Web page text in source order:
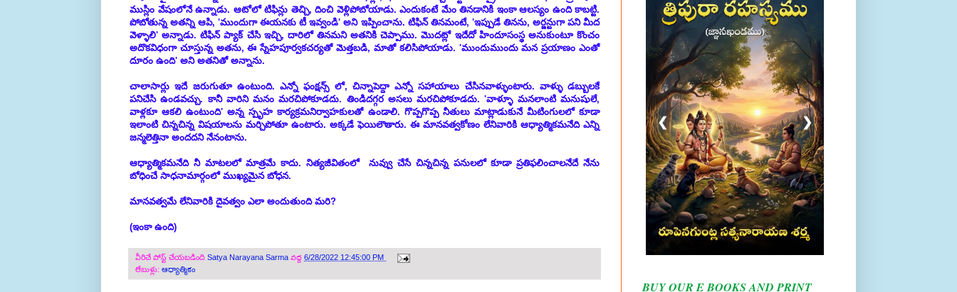
ముస్లిం వేషంలోనే ఉన్నాడు. ఆటోలో టిఫిన్లు తెచ్చి, దించి వెళ్లిపోబోయాడు. ఎందుకంటే మేం తినడానికి ఇంకా ఆలస్యం ఉంది కాబట్టి.
పోబోతున్న అతన్ని ఆపి, 'ముందుగా ఈయనకు టీ ఇవ్వండి' అని ఇప్పించాను. టిఫిన్ తినమంటే, 'ఇప్పుడే తినను, అర్జన్టుగా పని మీద
వెళ్ళాలి' అన్నాడు. టిఫిన్ ప్యాక్ చేసి ఇచ్చి, దారిలో తినమని అతనికి చెప్పాము. మొదట్లో ఇదేదో హిందూసంస్థ అనుకుంటూ కొంచం
అదొకవిధంగా చూస్తున్న అతను, ఈ స్నేహపూర్వకచర్యతో మెత్తబడి, మాతో కలిసిపోయాడు. 'ముందుముందు మన ప్రయాణం ఎంతో
దూరం ఉంది' అని అతనితో అన్నాను.
చాలాసార్లు ఇదే జరుగుతూ ఉంటుంది. ఎన్నో ఫంక్షన్స్ లో, చిన్నాపెద్దా ఎన్నో సహాయాలు చేసినవాళ్ళుంటారు. వాళ్ళు డబ్బులకే
పనిచేసి ఉండవచ్చు. కానీ వారిని మనం మరచిపోకూడదు. తిండిదగ్గర అసలు మరచిపోకూడదు. 'వాళ్ళూ మనలాంటి మనుషులే,
వాళ్లకూ ఆకలి ఉంటుంది' అన్న స్పృహ కార్యక్రమనిర్వాహకులతో ఉండాలి. గొప్పగొప్ప నీతులు మాట్లాడుకునే మీటింగులలో కూడా
ఇలాంటి చిన్నచిన్న విషయాలను మర్చిపోతూ ఉంటారు. అక్కడే ఫెయిలౌతారు. ఈ మానవత్వకోణం లేనివారికి ఆధ్యాత్మికమనేది ఎన్ని
జన్మలెత్తినా అందదని నేనంటాను.
ఆధ్యాత్మికమనేది నీ మాటలలో మాత్రమే కాదు. నిత్యజీవితంలో నువ్వు చేసే చిన్నచిన్న పనులలో కూడా ప్రతిఫలించాలనేదే నేను
బోధించే సాధనామార్గంలో ముఖ్యమైన బోధన.
మానవత్వమే లేనివారికి దైవత్వం ఎలా అందుతుంది మరి?
(ఇంకా ఉంది)
వీరిచే పోస్ట్ చేయబడింది Satya Narayana Sarma వద్ద 6/28/2022 12:45:00 PM
లేబుళ్లు: ఆధ్యాత్మికం
❮ ❯
BOOKS HERE